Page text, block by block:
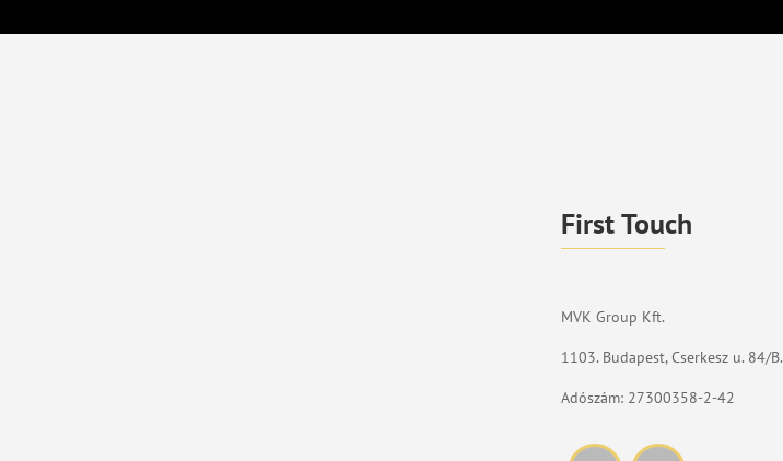
First Touch
MVK Group Kft.
1103. Budapest, Cserkesz u. 84/B.
Adószám: 27300358-2-42